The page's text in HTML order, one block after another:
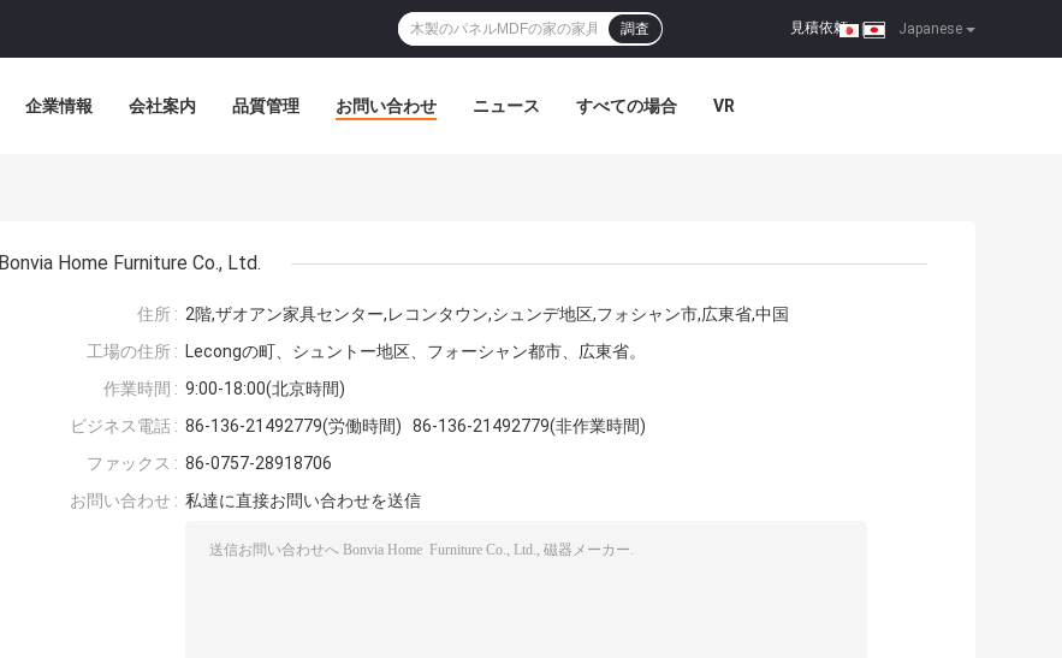
Japanese
見積依頼 |
調査
企業情報 会社案内 品質管理 お問い合わせ ニュース すべての場合 VR
Bonvia Home Furniture Co., Ltd.
住所 : 2階,ザオアン家具センター,レコンタウン,シュンデ地区,フォシャン市,広東省,中国
工場の住所 : Lecongの町、シュントー地区、フォーシャン都市、広東省。
作業時間 : 9:00-18:00(北京時間)
ビジネス電話 : 86-136-21492779(労働時間) 86-136-21492779(非作業時間)
ファックス : 86-0757-28918706
お問い合わせ : 私達に直接お問い合わせを送信